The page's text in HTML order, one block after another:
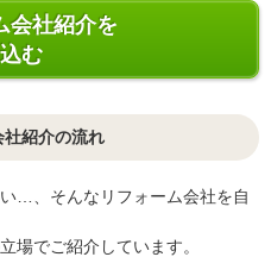
会社紹介を
む
社紹介の流れ
…、そんなリフォーム会社を自
場でご紹介しています。